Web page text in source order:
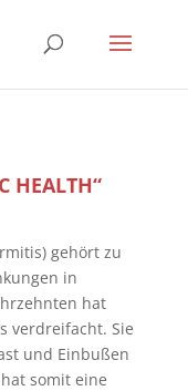
HEALTH“
gehört zu
in
hat
verdreifacht. Sie
und Einbußen
somit eine